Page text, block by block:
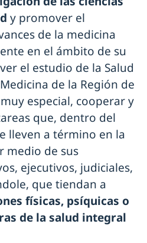
y promover el
de la medicina
en el ámbito de su
el estudio de la Salud
de la Región de
especial, cooperar y
que, dentro del
lleven a término en la
medio de sus
ejecutivos, judiciales,
que tiendan a
físicas, psíquicas o
de la salud integral